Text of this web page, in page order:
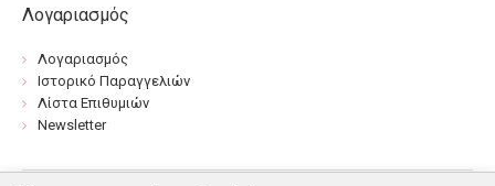
Λογαριασμός
Λογαριασμός
Ιστορικό Παραγγελιών
Λίστα Επιθυμιών
Newsletter